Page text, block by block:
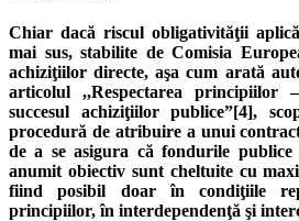
Chiar dacă riscul obligativităţii
mai sus, stabilite de Comisia
achiziţiilor directe, aşa cum arată
articolul ,,Respectarea principiilor
succesul achiziţiilor publice”[4],
procedură de atribuire a unui
de a se asigura că fondurile
anumit obiectiv sunt cheltuite cu
fiind posibil doar în condiţiile
principiilor, în interdependenţă şi